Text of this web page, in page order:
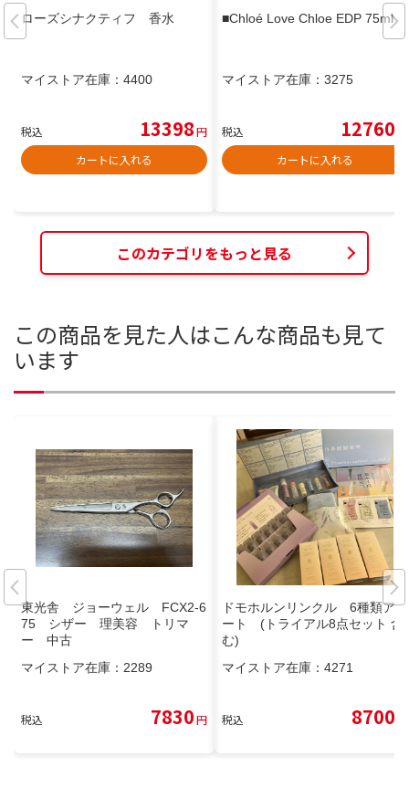
ローズシナクティフ 香水
マイストア在庫： 4400
税込 13398円
カートに入れる
■Chloé Love Chloe EDP 75ml■
マイストア在庫： 3275
税込 12760
カートに入れる
このカテゴリをもっと見る
この商品を見た人はこんな商品も見て
います
東光舎 ジョーウェル FCX2-6
75 シザー 理美容 トリマ
ー 中古
マイストア在庫： 2289
税込 7830円
ドモホルンリンクル 6種類アソ
ート (トライアル8点セット 含
む)
マイストア在庫： 4271
税込 8700